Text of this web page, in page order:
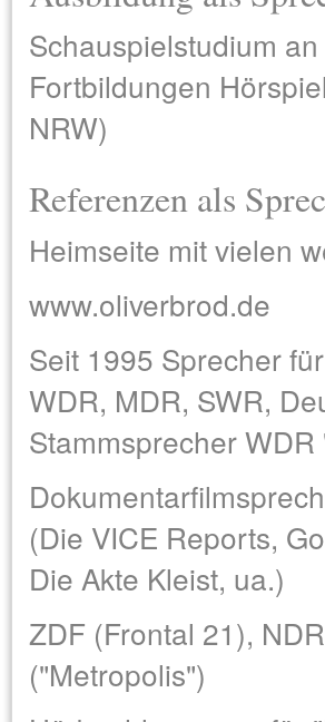
Schauspielstudium
Fortbildungen
NRW)
Referenzen als
Heimseite mit vielen
www.oliverbrod.de
Seit 1995 Sprecher
WDR, MDR, SWR,
Stammsprecher
(Die VICE Reports,
Die Akte Kleist, ua.)
ZDF (Frontal 21),
("Metropolis")